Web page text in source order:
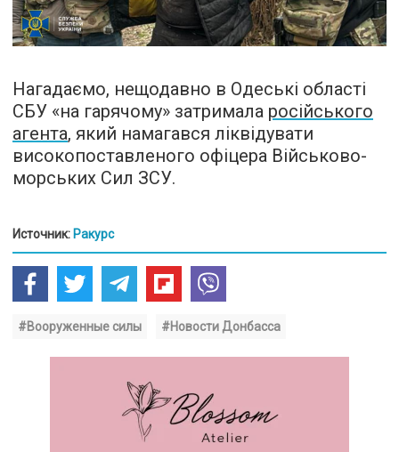
Нагадаємо, нещодавно в Одеські області
СБУ «на гарячому» затримала російського
агента, який намагався ліквідувати
високопоставленого офіцера Військово-
морських Сил ЗСУ.
Источник: Ракурс
#Вооруженные силы #Новости Донбасса